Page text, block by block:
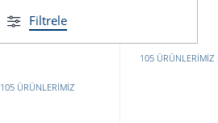
Filtrele
105 ÜRÜNLERIMIZ
105 ÜRÜNLERIMIZ